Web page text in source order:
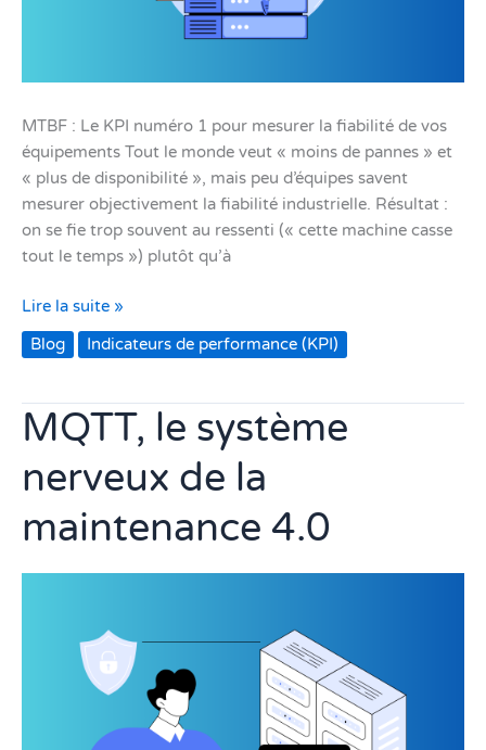
MTBF : Le KPI numéro 1 pour mesurer la fiabilité de vos
équipements Tout le monde veut « moins de pannes » et
« plus de disponibilité », mais peu d’équipes savent
mesurer objectivement la fiabilité industrielle. Résultat :
on se fie trop souvent au ressenti (« cette machine casse
tout le temps ») plutôt qu’à
Lire la suite »
Blog Indicateurs de performance (KPI)
MQTT, le système
nerveux de la
maintenance 4.0
MQTT,
le
système
nerveux
de
la
maintenance